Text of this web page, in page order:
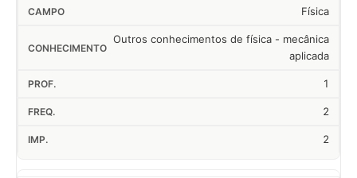
Física
Outros conhecimentos de física - mecânica
aplicada
1
2
2